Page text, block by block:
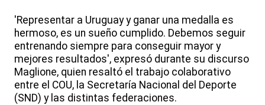
'Representar a Uruguay y ganar una medalla es
hermoso, es un sueño cumplido. Debemos seguir
entrenando siempre para conseguir mayor y
mejores resultados', expresó durante su discurso
Maglione, quien resaltó el trabajo colaborativo
entre el COU, la Secretaría Nacional del Deporte
(SND) y las distintas federaciones.